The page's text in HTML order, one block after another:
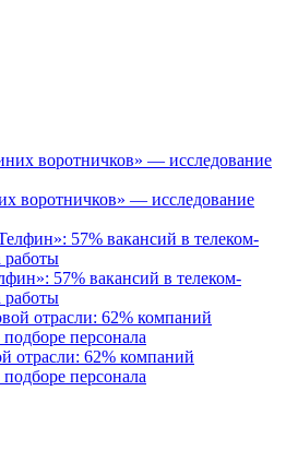
воротничков» — исследование
57% вакансий в телеком-
работы
отрасли: 62% компаний
персонала